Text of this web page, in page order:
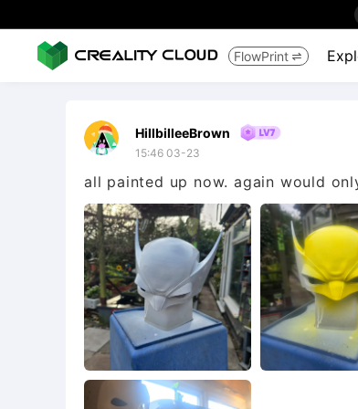
FlowPrint 
HillbilleeBrown
15:46 03-23
all painted up now. again would